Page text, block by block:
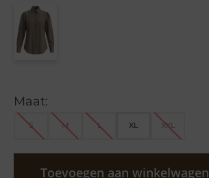
Maat:
S M L XL XXL
Toevoegen aan winkelwagen